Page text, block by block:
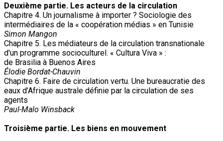
Deuxième partie. Les acteurs de la circulation
Chapitre 4. Un journalisme à importer ? Sociologie des
intermédiaires de la « coopération médias » en Tunisie
Simon Mangon
Chapitre 5. Les médiateurs de la circulation transnationale
d'un programme socioculturel. « Cultura Viva » :
de Brasilia à Buenos Aires
Élodie Bordat-Chauvin
Chapitre 6. Faire de circulation vertu. Une bureaucratie des
eaux d’Afrique australe définie par la circulation de ses
agents
Paul-Malo Winsback
Troisième partie. Les biens en mouvement